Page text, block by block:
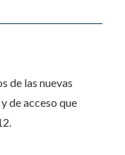
de las nuevas
de acceso que